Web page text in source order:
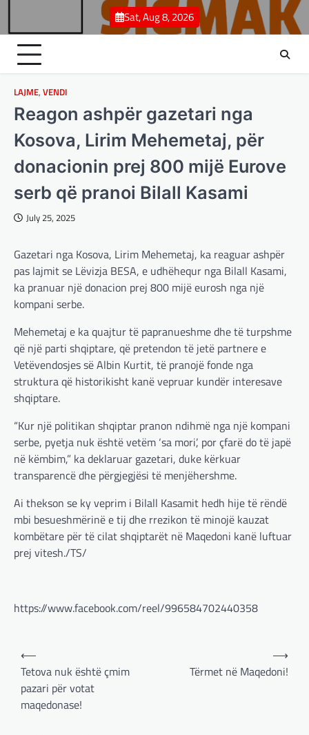
content
Sat, Aug 8, 2026
LAJME, VENDI
Reagon ashpër gazetari nga
Kosova, Lirim Mehemetaj, për
donacionin prej 800 mijë Eurove
serb që pranoi Bilall Kasami
July 25, 2025
Gazetari nga Kosova, Lirim Mehemetaj, ka reaguar ashpër
pas lajmit se Lëvizja BESA, e udhëhequr nga Bilall Kasami,
ka pranuar një donacion prej 800 mijë eurosh nga një
kompani serbe.
Mehemetaj e ka quajtur të papranueshme dhe të turpshme
që një parti shqiptare, që pretendon të jetë partnere e
Vetëvendosjes së Albin Kurtit, të pranojë fonde nga
struktura që historikisht kanë vepruar kundër interesave
shqiptare.
“Kur një politikan shqiptar pranon ndihmë nga një kompani
serbe, pyetja nuk është vetëm ‘sa mori’, por çfarë do të japë
në këmbim,” ka deklaruar gazetari, duke kërkuar
transparencë dhe përgjegjësi të menjëhershme.
Ai thekson se ky veprim i Bilall Kasamit hedh hije të rëndë
mbi besueshmërinë e tij dhe rrezikon të minojë kauzat
kombëtare për të cilat shqiptarët në Maqedoni kanë luftuar
prej vitesh./TS/
https://www.facebook.com/reel/996584702440358
Post
navigation
⟵
Tetova nuk është çmim
pazari për votat
maqedonase!
Tërmet në Maqedoni!
⟶
Gjermani, ekspertët sugjerojnë
400 miliardë euro për mbrojtje
adminadmin March 4, 2025
përpjekjeve për krijimin e qeverisë dhe koha
nuk pret. CDU/CSU dhe SPD po vazhdojnë…
BOTA, LAJME,MISTER,RAJONI,SPECIALE
Çka ndodhë tash pas
ushtarake për Ukrainën nga
Trump
adminadmin March 4, 2025
Pas takimit të liderëve evropianë në Londër,
francezët dhe britanikët kanë hartuar një
plan paqeje për luftën në Ukrainë, të…
BOTA ,KRONIKË E ZEZË LAJME
MË TË FUNDIT, MISTER,RAJONI,SPECIALE,
Ukrainës: Të vendosur për
Kryeministri i Ukrainës thotë se vendi i tij